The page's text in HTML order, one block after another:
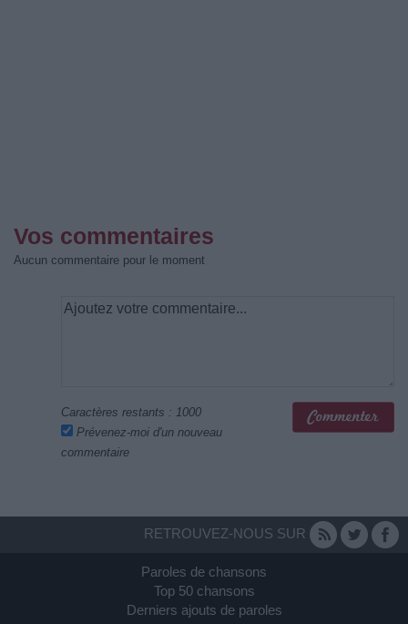
Vos commentaires
Aucun commentaire pour le moment
Caractères restants : 1000
Prévenez-moi d'un nouveau
commentaire
RETROUVEZ-NOUS SUR
Paroles de chansons
Top 50 chansons
Derniers ajouts de paroles